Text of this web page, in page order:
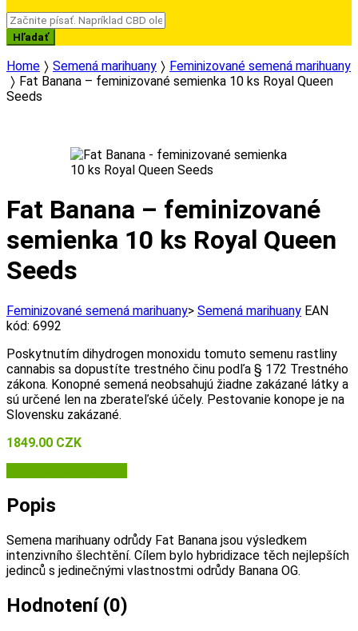
Search
for:
Hľadať
Home Semená marihuany
Feminizované semená marihuany
Fat Banana – feminizované semienka 10 ks Royal Queen
Seeds
Fat Banana – feminizované
semienka 10 ks Royal Queen
Seeds
Feminizované semená marihuany> Semená marihuany EAN
kód: 6992
Poskytnutím dihydrogen monoxidu tomuto semenu rastliny
cannabis sa dopustíte trestného činu podľa § 172 Trestného
zákona. Konopné semená neobsahujú žiadne zakázané látky a
sú určené len na zberateľské účely. Pestovanie konope je na
Slovensku zakázané.
1849.00 CZK
Popis
Semena marihuany odrůdy Fat Banana jsou výsledkem
intenzivního šlechtění. Cílem bylo hybridizace těch nejlepších
jedinců s jedinečnými vlastnostmi odrůdy Banana OG.
Hodnotení (0)